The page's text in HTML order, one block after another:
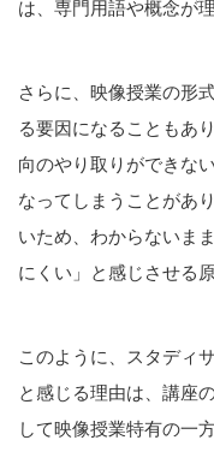
は、専門用語や概念が
さらに、映像授業の形
る要因になることもあ
向のやり取りができな
なってしまうことがあ
いため、わからないま
にくい」と感じさせる
このように、スタディ
と感じる理由は、講座
して映像授業特有の一